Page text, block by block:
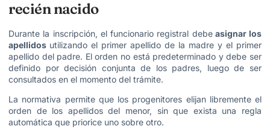
recién nacido
Durante la inscripción, el funcionario registral debeasignar los
apellidos utilizando el primer apellido de la madre y el primer
apellido del padre. El orden no está predeterminado y debe ser
definido por decisión conjunta de los padres, luego de ser
consultados en el momento del trámite.
La normativa permite que los progenitores elijan libremente el
orden de los apellidos del menor, sin que exista una regla
automática que priorice uno sobre otro.